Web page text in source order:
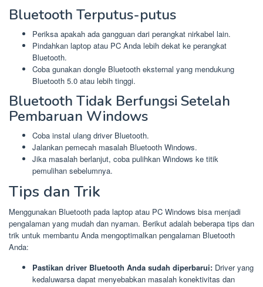
Bluetooth Terputus-putus
Periksa apakah ada gangguan dari perangkat nirkabel lain.
Pindahkan laptop atau PC Anda lebih dekat ke perangkat
Bluetooth.
Coba gunakan dongle Bluetooth eksternal yang mendukung
Bluetooth 5.0 atau lebih tinggi.
Bluetooth Tidak Berfungsi Setelah
Pembaruan Windows
Coba instal ulang driver Bluetooth.
Jalankan pemecah masalah Bluetooth Windows.
Jika masalah berlanjut, coba pulihkan Windows ke titik
pemulihan sebelumnya.
Tips dan Trik
Menggunakan Bluetooth pada laptop atau PC Windows bisa menjadi
pengalaman yang mudah dan nyaman. Berikut adalah beberapa tips dan
trik untuk membantu Anda mengoptimalkan pengalaman Bluetooth
Anda:
Pastikan driver Bluetooth Anda sudah diperbarui: Driver yang
kedaluwarsa dapat menyebabkan masalah konektivitas dan